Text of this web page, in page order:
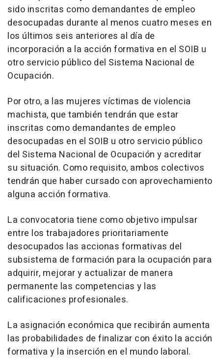
sido inscritas como demandantes de empleo
desocupadas durante al menos cuatro meses en
los últimos seis anteriores al día de
incorporación a la acción formativa en el SOIB u
otro servicio público del Sistema Nacional de
Ocupación.
Por otro, a las mujeres víctimas de violencia
machista, que también tendrán que estar
inscritas como demandantes de empleo
desocupadas en el SOIB u otro servicio público
del Sistema Nacional de Ocupación y acreditar
su situación. Como requisito, ambos colectivos
tendrán que haber cursado con aprovechamiento
alguna acción formativa.
La convocatoria tiene como objetivo impulsar
entre los trabajadores prioritariamente
desocupados las accionas formativas del
subsistema de formación para la ocupación para
adquirir, mejorar y actualizar de manera
permanente las competencias y las
calificaciones profesionales.
La asignación económica que recibirán aumenta
las probabilidades de finalizar con éxito la acción
formativa y la inserción en el mundo laboral.